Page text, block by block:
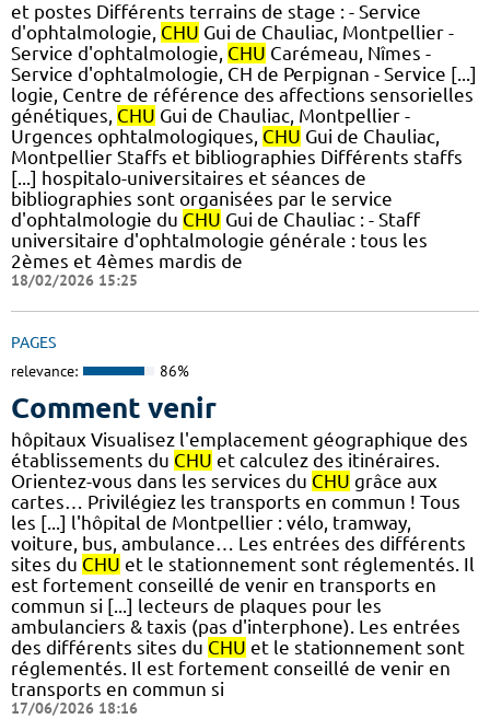
et postes Différents terrains de stage : - Service
d'ophtalmologie, CHU Gui de Chauliac, Montpellier -
Service d'ophtalmologie, CHU Carémeau, Nîmes -
Service d'ophtalmologie, CH de Perpignan - Service [...]
logie, Centre de référence des affections sensorielles
génétiques, CHU Gui de Chauliac, Montpellier -
Urgences ophtalmologiques, CHU Gui de Chauliac,
Montpellier Staffs et bibliographies Différents staffs
[...] hospitalo-universitaires et séances de
bibliographies sont organisées par le service
d'ophtalmologie du CHU Gui de Chauliac : - Staff
universitaire d'ophtalmologie générale : tous les
2èmes et 4èmes mardis de
18/02/2026 15:25
PAGES
relevance: 86%
Comment venir
hôpitaux Visualisez l'emplacement géographique des
établissements du CHU et calculez des itinéraires.
Orientez-vous dans les services du CHU grâce aux
cartes… Privilégiez les transports en commun ! Tous
les [...] l'hôpital de Montpellier : vélo, tramway,
voiture, bus, ambulance… Les entrées des différents
sites du CHU et le stationnement sont réglementés. Il
est fortement conseillé de venir en transports en
commun si [...] lecteurs de plaques pour les
ambulanciers & taxis (pas d'interphone). Les entrées
des différents sites du CHU et le stationnement sont
réglementés. Il est fortement conseillé de venir en
transports en commun si
17/06/2026 18:16